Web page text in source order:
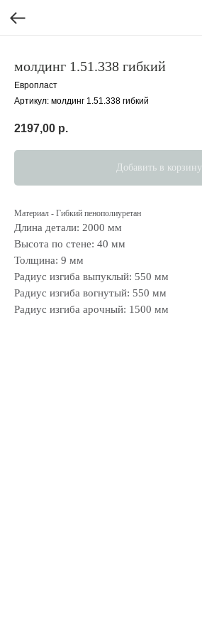
молдинг 1.51.338 гибкий
Европласт
Артикул: молдинг 1.51.338 гибкий
2197,00 р.
Добавить в корзину
Материал - Гибкий пенополиуретан
Длина детали: 2000 мм
Высота по стене: 40 мм
Толщина: 9 мм
Радиус изгиба выпуклый: 550 мм
Радиус изгиба вогнутый: 550 мм
Радиус изгиба арочный: 1500 мм